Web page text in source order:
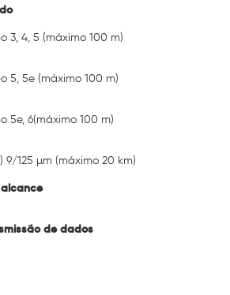
3, 4, 5 (máximo 100 m)
5, 5e (máximo 100 m)
5e, 6(máximo 100 m)
9/125 µm (máximo 20 km)
de dados